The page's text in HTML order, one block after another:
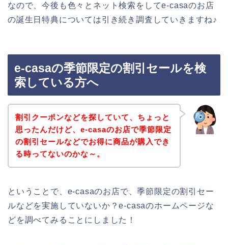
なので、今後も色々とネット検索をしてe-casaのお店
の誕生日特典については引き続き調査していきますね♪
e-casaの季節限定の割引セールを検
索している方へ
割引クーポンなどを探していて、ちょっと
思ったんだけど、e-casaのお店で季節限定
の割引セールなどでお得に商品が購入でき
る時ってないのかな～。
ということで、e-casaのお店で、季節限定の割引セー
ルなどを実施していないか？e-casaのホームページな
どを調べてみることにしました！